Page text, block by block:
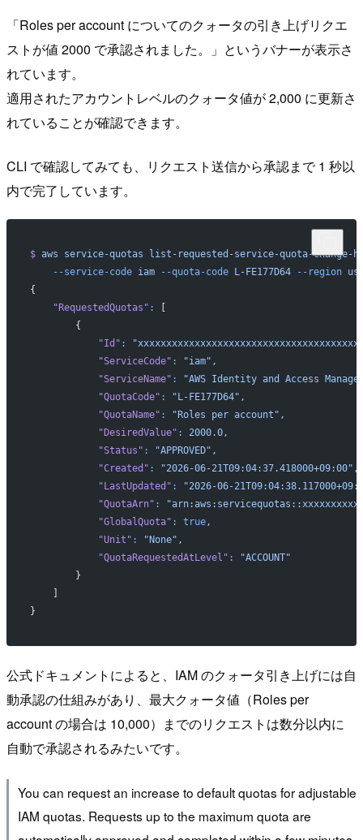
「Roles per account についてのクォータの引き上げリクエ
ストが値 2000 で承認されました。」というバナーが表示さ
れています。
適用されたアカウントレベルのクォータ値が 2,000 に更新さ
れていることが確認できます。
CLI で確認してみても、リクエスト送信から承認まで 1 秒以
内で完了しています。
$ aws service-quotas list-requested-service-quota-change-
    --service-code
iam --quota-code L-FE177D64 --region us-
{
    "RequestedQuotas"
:
        {
            "Id"
:
            "ServiceCode"
:
"iam",
            "ServiceName"
:
"AWS Identity and Access
            "QuotaCode"
:
"L-FE177D64",
            "QuotaName"
:
"Roles per account",
            "DesiredValue"
:
2000.0,
            "Status"
:
"APPROVED",
            "Created"
:
"2026-06-21T09:04:37.418000+09:00",
            "LastUpdated"
:
"2026-06-
            "QuotaArn"
:
            "GlobalQuota"
: true,
            "Unit"
:
"None",
            "QuotaRequestedAtLevel"
:
"ACCOUNT"
        }
}
公式ドキュメントによると、IAM のクォータ引き上げには自
動承認の仕組みがあり、最大クォータ値（Roles per
account の場合は 10,000）までのリクエストは数分以内に
自動で承認されるみたいです。
You can request an increase to default quotas for adjustable
IAM quotas. Requests up to the maximum quota are